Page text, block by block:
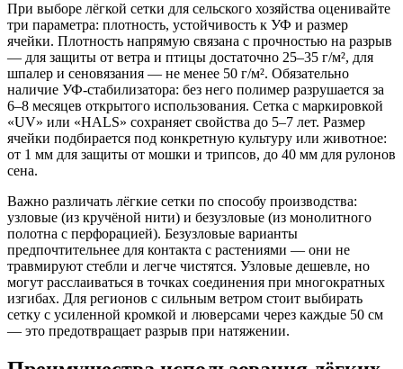
При выборе лёгкой сетки для сельского хозяйства оценивайте
три параметра: плотность, устойчивость к УФ и размер
ячейки. Плотность напрямую связана с прочностью на разрыв
— для защиты от ветра и птицы достаточно 25–35 г/м², для
шпалер и сеновязания — не менее 50 г/м². Обязательно
наличие УФ-стабилизатора: без него полимер разрушается за
6–8 месяцев открытого использования. Сетка с маркировкой
«UV» или «HALS» сохраняет свойства до 5–7 лет. Размер
ячейки подбирается под конкретную культуру или животное:
от 1 мм для защиты от мошки и трипсов, до 40 мм для рулонов
сена.
Важно различать лёгкие сетки по способу производства:
узловые (из кручёной нити) и безузловые (из монолитного
полотна с перфорацией). Безузловые варианты
предпочтительнее для контакта с растениями — они не
травмируют стебли и легче чистятся. Узловые дешевле, но
могут расслаиваться в точках соединения при многократных
изгибах. Для регионов с сильным ветром стоит выбирать
сетку с усиленной кромкой и люверсами через каждые 50 см
— это предотвращает разрыв при натяжении.